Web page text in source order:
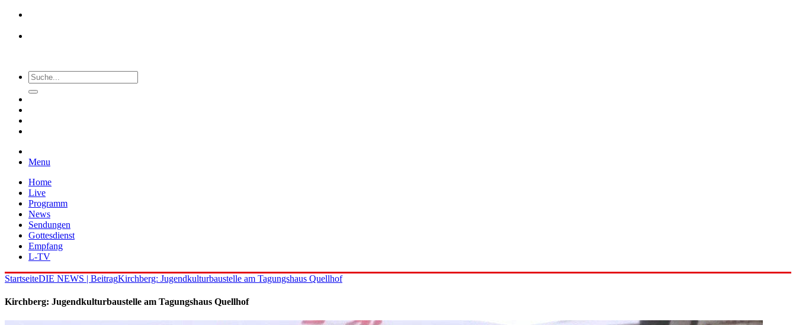
Menu
Home
Live
Programm
News
Sendungen
Gottesdienst
Empfang
L-TV
StartseiteDIE NEWS | BeitragKirchberg: Jugendkulturbaustelle am Tagungshaus Quellhof
Kirchberg: Jugendkulturbaustelle am Tagungshaus Quellhof